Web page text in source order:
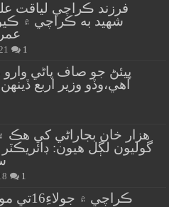
شهيد به ڪراچي ۾ ڪيو
1
پيئڻ جو صاف پاڻي وارو
آهي،وڏو وزير اربع
گوليون لڳل هيون:
1
ڪراچي ۾